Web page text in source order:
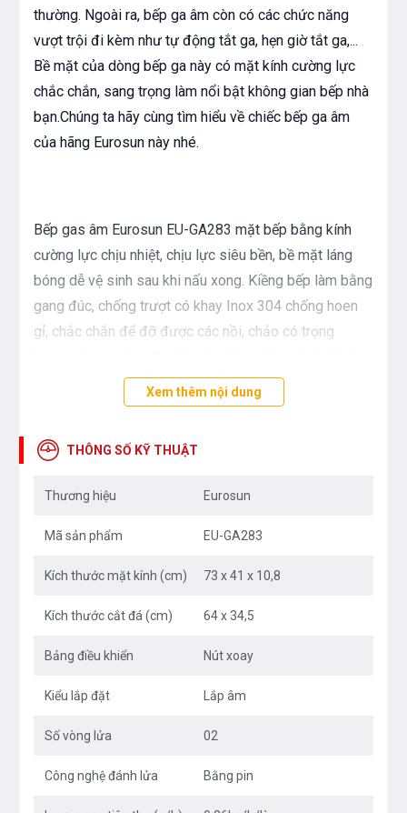
thường. Ngoài ra, bếp ga âm còn có các chức năng
vượt trội đi kèm như tự động tắt ga, hẹn giờ tắt ga,...
Bề mặt của dòng bếp ga này có mặt kính cường lực
chắc chắn, sang trọng làm nổi bật không gian bếp nhà
bạn.Chúng ta hãy cùng tìm hiểu về chiếc bếp ga âm
của hãng Eurosun này nhé.
Bếp gas âm Eurosun EU-GA283 mặt bếp bằng kính
cường lực chịu nhiệt, chịu lực siêu bền, bề mặt láng
bóng dễ vệ sinh sau khi nấu xong. Kiềng bếp làm bằng
gang đúc, chống trượt có khay Inox 304 chống hoen
gỉ, chắc chắn để đỡ được các nồi, chảo có trọng
giúp dẫn gas và dẫn lửa tốt tránh bị xì gas. Bếp có chế
độ tiết kiệm gas với lượng gas tiêu thụ chỉ 0.26
nấu ăn nhanh hơn, tiết kiệm được nhiều thời gian hơn,
cho gia đình.
Xem thêm nội dung
THÔNG SỐ KỸ THUẬT
Thương hiệu Eurosun
Mã sản phẩm EU-GA283
Kích thước mặt kính (cm) 73 x 41 x 10,8
Kích thước cắt đá (cm) 64 x 34,5
Bảng điều khiển Nút xoay
Kiểu lắp đặt Lắp âm
Số vòng lửa 02
Công nghệ đánh lửa Bằng pin